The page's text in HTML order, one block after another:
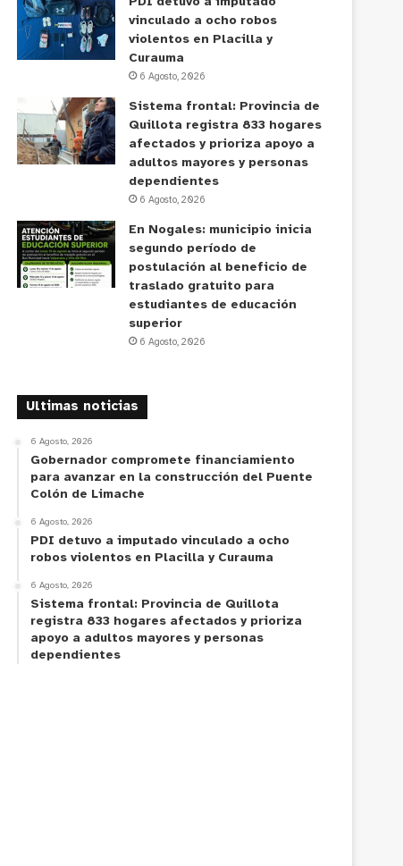
vinculado a ocho robos
violentos en Placilla y
Curauma
6 Agosto, 2026
Sistema frontal: Provincia de
Quillota registra 833 hogares
afectados y prioriza apoyo a
adultos mayores y personas
dependientes
6 Agosto, 2026
En Nogales: municipio inicia
segundo período de
postulación al beneficio de
traslado gratuito para
estudiantes de educación
superior
6 Agosto, 2026
Ultimas noticias
6 Agosto, 2026
Gobernador compromete financiamiento
para avanzar en la construcción del Puente
Colón de Limache
6 Agosto, 2026
PDI detuvo a imputado vinculado a ocho
robos violentos en Placilla y Curauma
6 Agosto, 2026
Sistema frontal: Provincia de Quillota
registra 833 hogares afectados y prioriza
apoyo a adultos mayores y personas
dependientes